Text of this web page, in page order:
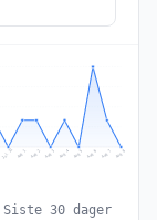
Jul 31 Aug 1 Aug 2 Aug 3 Aug 4 Aug 5 Aug 6 Aug 7 Aug 8
Siste 30 dager